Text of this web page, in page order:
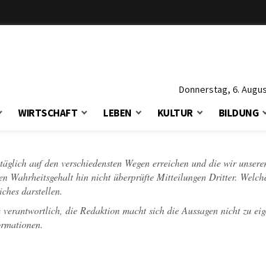
Donnerstag, 6.
WIRTSCHAFT LEBEN KULTUR BILDUNG
auf den verschiedensten Wegen erreichen und die wir
Wahrheitsgehalt hin nicht überprüfte Mitteilungen Dritter.
darstellen.
die Redaktion macht sich die Aussagen nicht zu